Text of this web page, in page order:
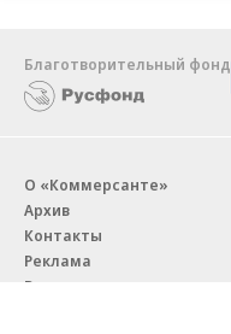
Благотворительный фонд
О «Коммерсанте»
Архив
Контакты
Реклама
Вакансии